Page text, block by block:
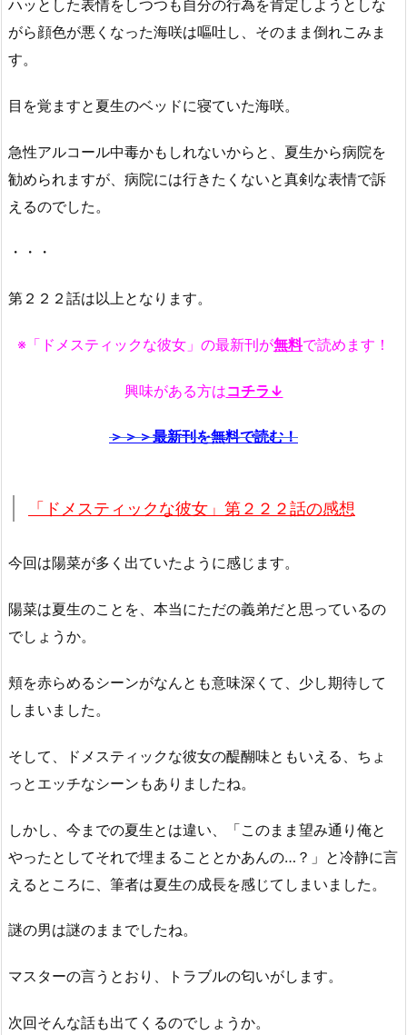
ハッとした表情をしつつも自分の行為を肯定しようとしな
がら顔色が悪くなった海咲は嘔吐し、そのまま倒れこみま
す。
目を覚ますと夏生のベッドに寝ていた海咲。
急性アルコール中毒かもしれないからと、夏生から病院を
勧められますが、病院には行きたくないと真剣な表情で訴
えるのでした。
・・・
第２２２話は以上となります。
※「ドメスティックな彼女」の最新刊が無料で読めます！
興味がある方はコチラ↓
＞＞＞最新刊を無料で読む！
「ドメスティックな彼女」第２２２話の感想
今回は陽菜が多く出ていたように感じます。
陽菜は夏生のことを、本当にただの義弟だと思っているの
でしょうか。
頬を赤らめるシーンがなんとも意味深くて、少し期待して
しまいました。
そして、ドメスティックな彼女の醍醐味ともいえる、ちょ
っとエッチなシーンもありましたね。
しかし、今までの夏生とは違い、「このまま望み通り俺と
やったとしてそれで埋まることとかあんの…？」と冷静に言
えるところに、筆者は夏生の成長を感じてしまいました。
謎の男は謎のままでしたね。
マスターの言うとおり、トラブルの匂いがします。
次回そんな話も出てくるのでしょうか。